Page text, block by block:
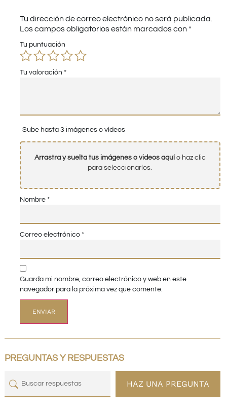
Tu dirección de correo electrónico no será publicada.
Los campos obligatorios están marcados con *
Tu puntuación
Tu valoración *
Sube hasta 3 imágenes o vídeos
Arrastra y suelta tus imágenes o videos aquío haz clic
para seleccionarlos.
Nombre *
Correo electrónico *
Guarda mi nombre, correo electrónico y web en este
navegador para la próxima vez que comente.
PREGUNTAS Y RESPUESTAS
HAZ UNA PREGUNTA